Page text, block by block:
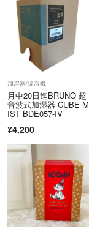
加湿器/除湿機
月中20日迄BRUNO 超
音波式加湿器 CUBE M
IST BDE057-IV
¥4,200